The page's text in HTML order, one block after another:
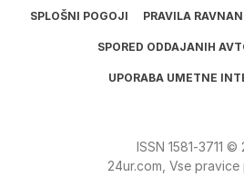
SPLOŠNI POGOJI PRAVILA
SPORED ODDAJANIH
UPORABA UMETNE
ISSN 1581‑3711 ©
24ur.com, Vse